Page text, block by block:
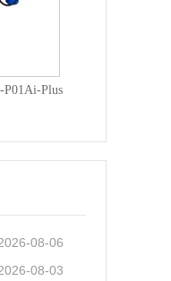
Plus
08-06
08-03